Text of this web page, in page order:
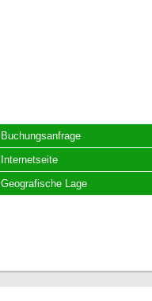
Buchungsanfrage
Internetseite
Geografische Lage